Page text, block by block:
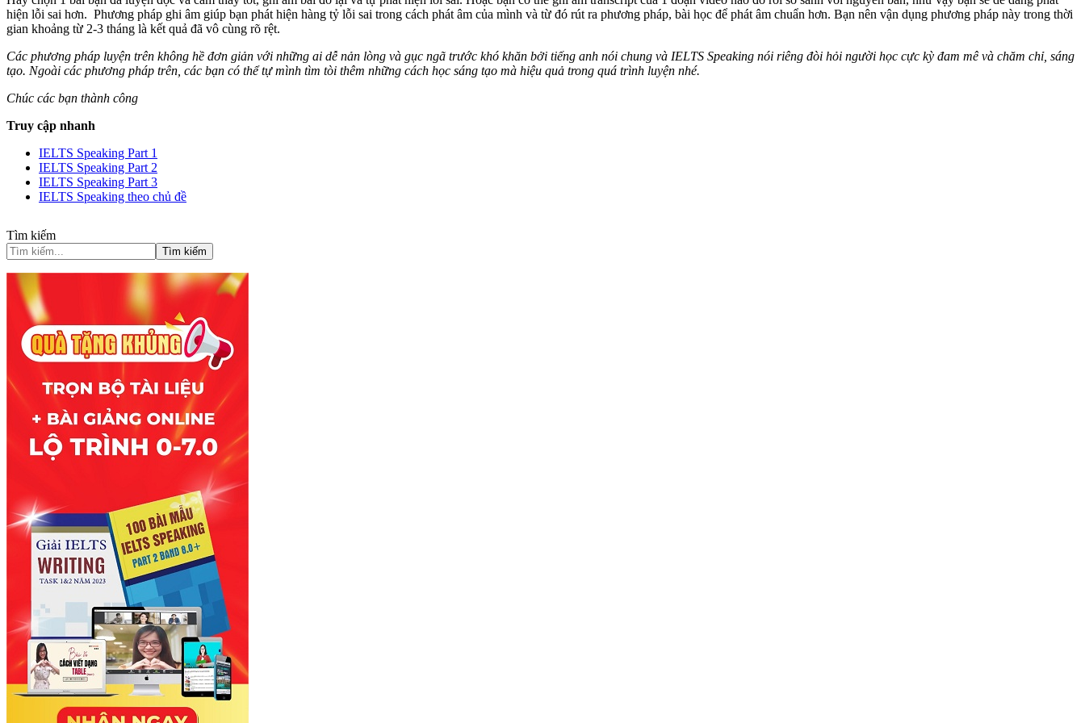
hiện lỗi sai hơn. Phương pháp ghi âm giúp bạn phát hiện hàng tỷ lỗi sai trong cách phát âm của mình và từ đó rút ra phương pháp, bài học để phát âm chuẩn hơn. Bạn nên vận dụng phương pháp này trong thời
gian khoảng từ 2-3 tháng là kết quả đã vô cùng rõ rệt.
Các phương pháp luyện trên không hề đơn giản với những ai dễ nản lòng và gục ngã trước khó khăn bởi tiếng anh nói chung và IELTS Speaking nói riêng đòi hỏi người học cực kỳ đam mê và chăm chỉ, sáng
tạo. Ngoài các phương pháp trên, các bạn có thể tự mình tìm tòi thêm những cách học sáng tạo mà hiệu quả trong quá trình luyện nhé.
Chúc các bạn thành công
Truy cập nhanh
IELTS Speaking Part 1
IELTS Speaking Part 2
IELTS Speaking Part 3
IELTS Speaking theo chủ đề
Tìm kiếm
Tìm kiếm